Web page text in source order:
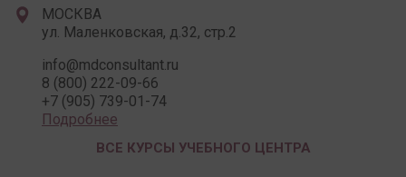
МОСКВА
ул. Маленковская, д.32, стр.2
info@mdconsultant.ru
8 (800) 222-09-66
+7 (905) 739-01-74
Подробнее
ВСЕ КУРСЫ УЧЕБНОГО ЦЕНТРА